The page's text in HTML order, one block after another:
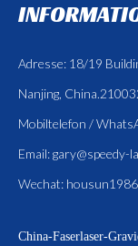
Adresse: 18/19
Nanjing,
Mobiltelefon /
Email:gary@speedy-
Wechat: housun1986
China-Faserlaser-